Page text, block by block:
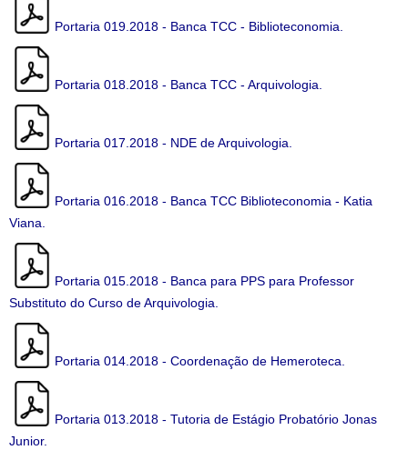
Portaria 019.2018 - Banca TCC - Biblioteconomia.
Portaria 018.2018 - Banca TCC - Arquivologia.
Portaria 017.2018 - NDE de Arquivologia.
Portaria 016.2018 - Banca TCC Biblioteconomia - Katia
Viana.
Portaria 015.2018 - Banca para PPS para Professor
Substituto do Curso de Arquivologia.
Portaria 014.2018 - Coordenação de Hemeroteca.
Portaria 013.2018 - Tutoria de Estágio Probatório Jonas
Junior.